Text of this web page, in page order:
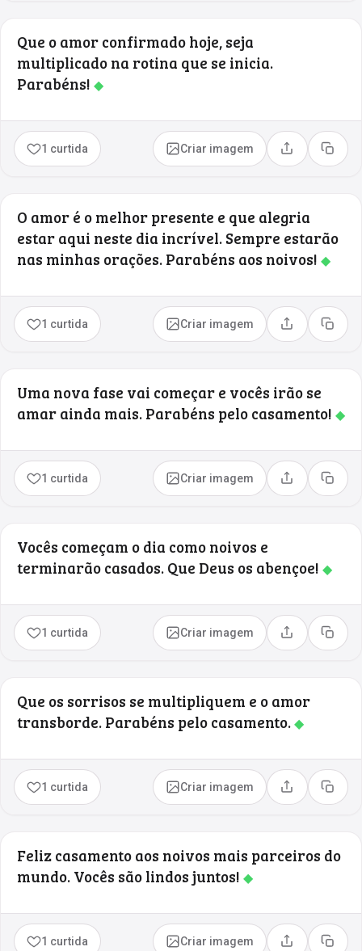
Que o amor confirmado hoje, seja
multiplicado na rotina que se inicia.
Parabéns! ◆
1 curtida Criar imagem Compartilhar
Copiar
O amor é o melhor presente e que alegria
estar aqui neste dia incrível. Sempre estarão
nas minhas orações. Parabéns aos noivos! ◆
1 curtida Criar imagem Compartilhar
Copiar
Uma nova fase vai começar e vocês irão se
amar ainda mais. Parabéns pelo casamento! ◆
1 curtida Criar imagem Compartilhar
Copiar
Vocês começam o dia como noivos e
terminarão casados. Que Deus os abençoe! ◆
1 curtida Criar imagem Compartilhar
Copiar
Que os sorrisos se multipliquem e o amor
transborde. Parabéns pelo casamento.◆
1 curtida Criar imagem Compartilhar
Copiar
Feliz casamento aos noivos mais parceiros do
mundo. Vocês são lindos juntos! ◆
1 curtida Criar imagem Compartilhar
Copiar